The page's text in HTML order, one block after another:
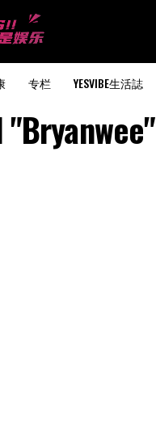
专栏 YESVIBE生活誌